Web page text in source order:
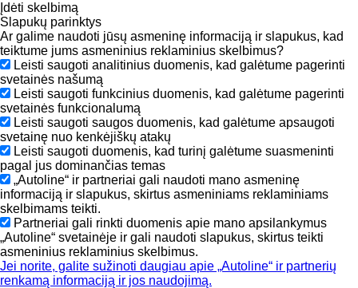
Įdėti skelbimą
Slapukų parinktys
Ar galime naudoti jūsų asmeninę informaciją ir slapukus, kad
teiktume jums asmeninius reklaminius skelbimus?
Leisti saugoti analitinius duomenis, kad galėtume pagerinti
svetainės našumą
Leisti saugoti funkcinius duomenis, kad galėtume pagerinti
svetainės funkcionalumą
Leisti saugoti saugos duomenis, kad galėtume apsaugoti
svetainę nuo kenkėjiškų atakų
Leisti saugoti duomenis, kad turinį galėtume suasmeninti
pagal jus dominančias temas
„Autoline“ ir partneriai gali naudoti mano asmeninę
informaciją ir slapukus, skirtus asmeniniams reklaminiams
skelbimams teikti.
Partneriai gali rinkti duomenis apie mano apsilankymus
„Autoline“ svetainėje ir gali naudoti slapukus, skirtus teikti
asmeninius reklaminius skelbimus.
Jei norite, galite sužinoti daugiau apie „Autoline“ ir partnerių
renkamą informaciją ir jos naudojimą.